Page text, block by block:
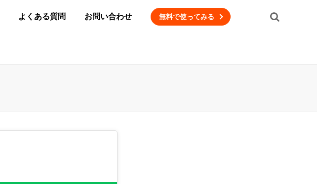
よくある質問 お問い合わせ 無料で使ってみる